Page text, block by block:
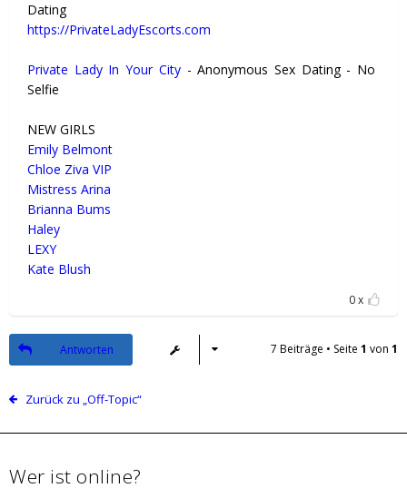
Dating
https://PrivateLadyEscorts.com
Private Lady In Your City- Anonymous Sex Dating - No
Selfie
NEW GIRLS
Emily Belmont
Chloe Ziva VIP
Mistress Arina
Brianna Bums
Haley
LEXY
Kate Blush
0
Antworten 7 Beiträge • Seite 1 von 1
Zurück zu „Off-Topic“
Wer ist online?